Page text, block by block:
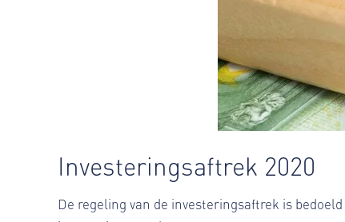
Investeringsaftrek 2020
De regeling van de investeringsaftrek is